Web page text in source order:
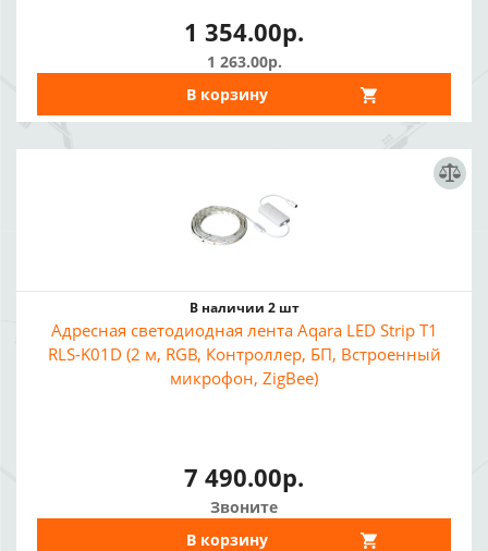
1 354.00р.
1 263.00р.
В корзину
В наличии 2 шт
Адресная светодиодная лента Aqara LED Strip T1
RLS-K01D (2 м, RGB, Контроллер, БП, Встроенный
микрофон, ZigBee)
7 490.00р.
Звоните
В корзину